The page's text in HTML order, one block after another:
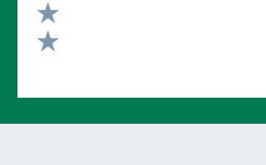
Valuta 3 stelle su 5
Valuta 2 stelle su 5